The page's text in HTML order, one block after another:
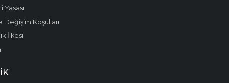
Yasası
Değişim Koşulları
İlkesi